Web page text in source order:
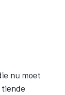
nu moet
tiende